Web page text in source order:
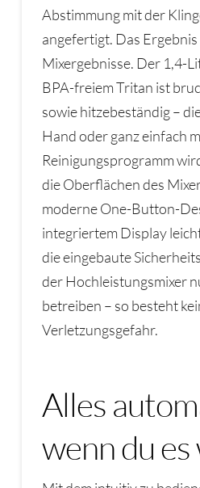
Abstimmung mit der
angefertigt. Das
Mixergebnisse. Der 1,4-
BPA-freiem Tritan ist
sowie hitzebeständig –
Hand oder ganz einfach
Reinigungsprogramm
die Oberflächen des
moderne One-Button-
integriertem Display
die eingebaute
der Hochleistungsmixer
betreiben – so besteht
Verletzungsgefahr.
Alles
wenn du